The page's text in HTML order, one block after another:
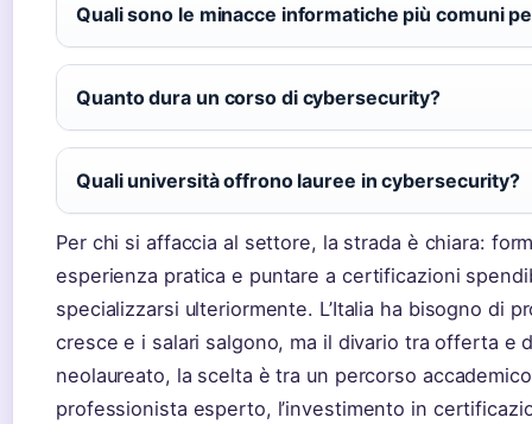
Quali sono le minacce informatiche più comuni
Quanto dura un corso di cybersecurity?
Quali università offrono lauree in cybersecurity?
Per chi si affaccia al settore, la strada è chiara:
esperienza pratica e puntare a certificazioni
specializzarsi ulteriormente. L’Italia ha bisogno di
cresce e i salari salgono, ma il divario tra offerta e
neolaureato, la scelta è tra un percorso
professionista esperto, l’investimento in